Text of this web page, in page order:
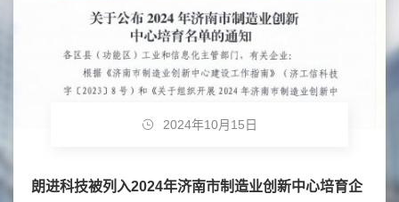
2024年10月15日
朗进科技被列入2024年济南市制造业创新中心培育企